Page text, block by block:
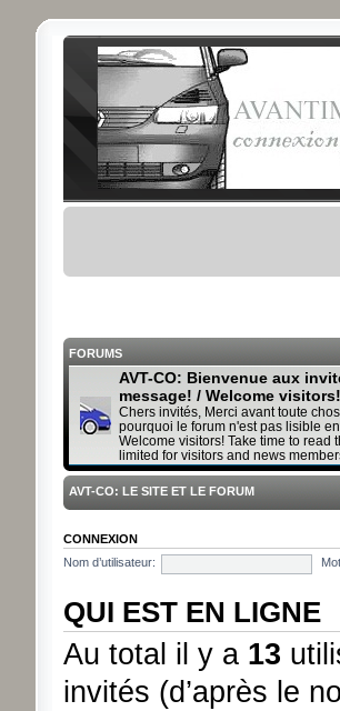
FORUMS
AVT-CO: Bienvenue aux
message! / Welcome
Chers invités, Merci avant toute
pourquoi le forum n'est pas lisible
Welcome visitors! Take time to read
limited for visitors and news
AVT-CO: LE SITE ET LE FORUM
CONNEXION
Nom d’utilisateur:
QUI EST EN LIGNE
Au total il y a 13
invités (d’après le